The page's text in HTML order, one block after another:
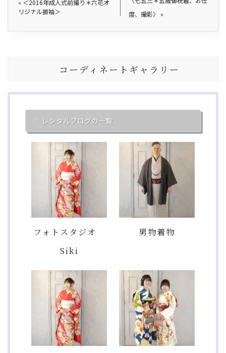
« ＜2016年成人式前撮り＊六花オ
リジナル振袖＞
度、撮影〉 »
コーディネートギャラリー
レンタルブログの一覧
フォトスタジオ
Siki
男物着物